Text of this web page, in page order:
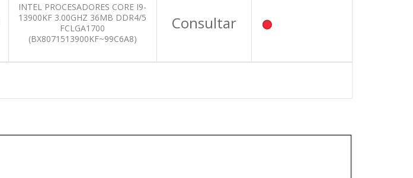
INTEL PROCESADORES CORE I9-
13900KF 3.00GHZ 36MB DDR4/5
FCLGA1700
(BX8071513900KF~99C6A8)
Consultar